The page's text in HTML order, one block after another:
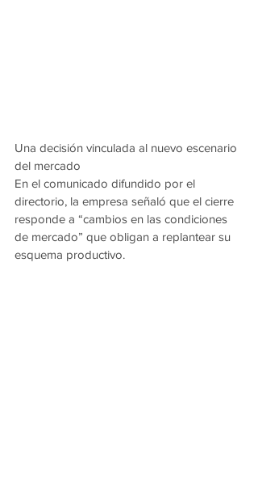
Una decisión vinculada al nuevo escenario
del mercado
En el comunicado difundido por el
directorio, la empresa señaló que el cierre
responde a “cambios en las condiciones
de mercado” que obligan a replantear su
esquema productivo.